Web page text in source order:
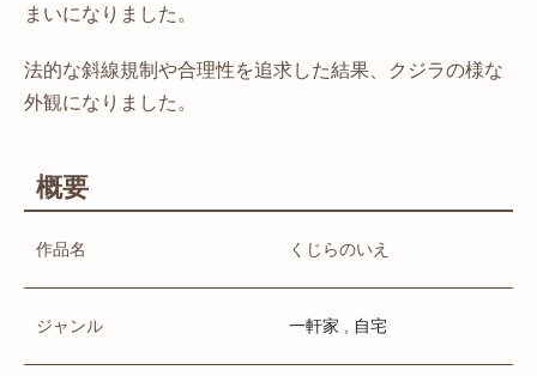
まいになりました。
法的な斜線規制や合理性を追求した結果、クジラの様な
外観になりました。
概要
作品名 くじらのいえ
ジャンル 一軒家 自宅